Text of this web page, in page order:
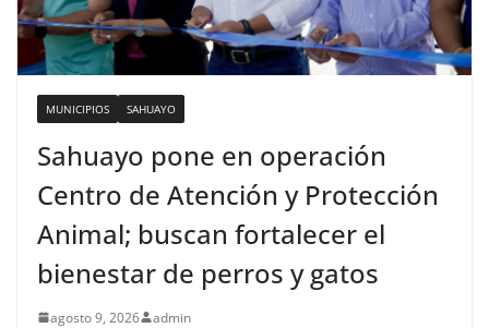
MUNICIPIOS SAHUAYO
Sahuayo pone en operación
Centro de Atención y Protección
Animal; buscan fortalecer el
bienestar de perros y gatos
agosto 9, 2026 admin